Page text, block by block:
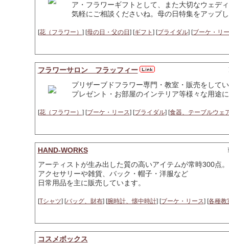
ア・フラワーギフトとして、また大切なウェデ
気軽にご相談くださいね。母の日特集をアップ
[花（フラワー） ] [母の日・父の日 ] [ギフト ] [ブライダル] [ブーケ・リ
フラワーサロン フラッフィー
プリザーブドフラワー専門・教室・販売をして
プレゼント・お部屋のインテリア等様々な用途
[花（フラワー） ] [ブーケ・リース] [ブライダル] [食器、テーブルウェ
HAND-WORKS
アーティストが生み出した質の高いアイテムが常時300点。
アクセサリーや雑貨、バック・帽子・洋服など
日常用品を主に販売しています。
[Tシャツ] [バッグ、財布] [腕時計、懐中時計] [ブーケ・リース] [各種教
コスメボックス